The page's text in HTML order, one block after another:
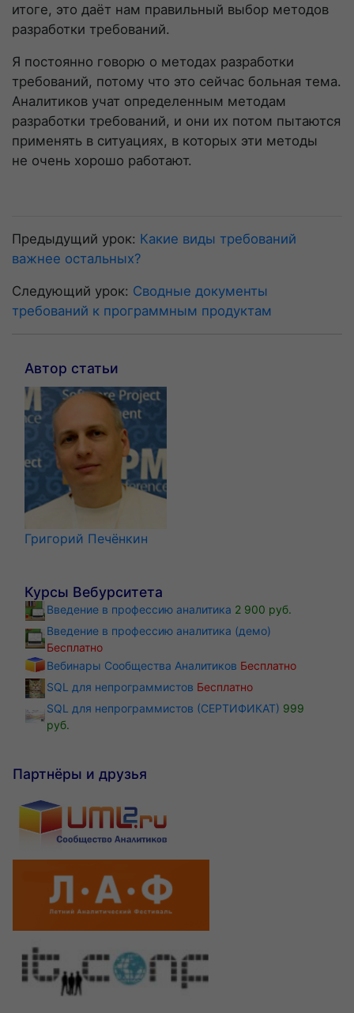
итоге, это даёт нам правильный выбор методов
разработки требований.
Я постоянно говорю о методах разработки
требований, потому что это сейчас больная тема.
Аналитиков учат определенным методам
разработки требований, и они их потом пытаются
применять в ситуациях, в которых эти методы
не очень хорошо работают.
Предыдущий урок: Какие виды требований
важнее остальных?
Следующий урок: Сводные документы
требований к программным продуктам
Автор статьи
Григорий Печёнкин
Курсы Вебурситета
Введение в профессию аналитика 2 900 руб.
Введение в профессию аналитика (демо)
Бесплатно
Вебинары Сообщества Аналитиков Бесплатно
SQL для непрограммистов Бесплатно
SQL для непрограммистов (СЕРТИФИКАТ) 999
руб.
Партнёры и друзья